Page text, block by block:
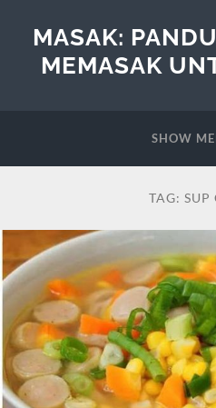
MASAK:
MEMASAK
SHOW
TAG: SUP